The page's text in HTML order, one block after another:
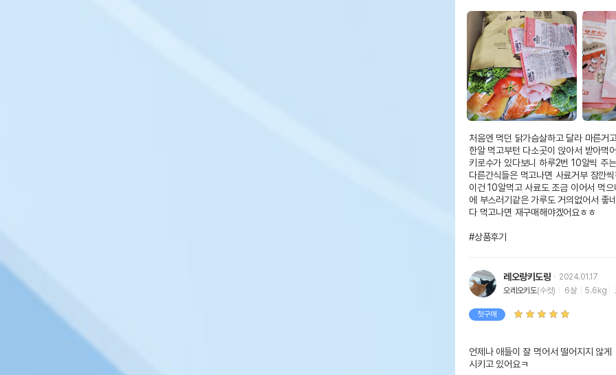
처음엔 먹던 닭가슴살하고 달라 마른거
한알 먹고부턴 다소곳이 앉아서 받아먹
키로수가 있다보니 하루2번 10알씩 주
다른간식들은 먹고나면 사료거부 잠깐
이건 10알먹고 사료도 조금 이어서 먹
에 부스러기같은 가루도 거의없어서 좋
다 먹고나면 재구매해야겠어요ㅎㅎ
#상품후기
레오랑키도랑
2024.01.17
오레오키도(수컷) 6살 5.6kg
첫구매
언제나 애들이 잘 먹어서 떨어지지 않게
시키고 있어요ㅋ